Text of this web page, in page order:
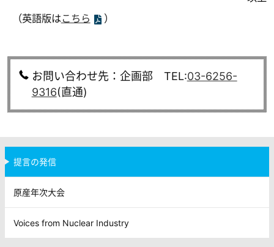
（英語版はこちら ）
お問い合わせ先：企画部 TEL:03-6256-
9316(直通)
提言の発信
原産年次大会
Voices from Nuclear Industry